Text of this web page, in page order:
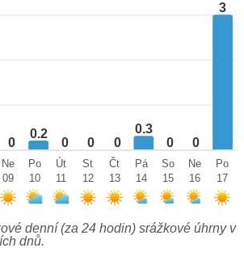
0
0.2
0 0 0
0.3
0 0
3
Ne
09
Po
10
Út
11
St
12
Čt
13
Pá
14
So
15
Ne
16
Po
17
denní (za 24 hodin) srážkové úhrny v
dnů.